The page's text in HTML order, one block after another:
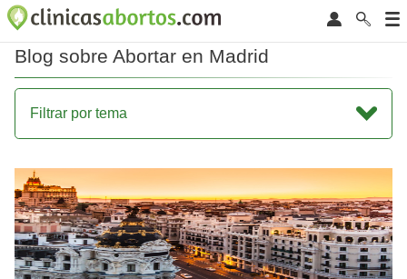
Blog sobre Abortar en Madrid
Filtrar por tema